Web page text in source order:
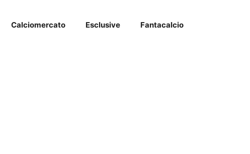
Calciomercato Esclusive Fantacalcio